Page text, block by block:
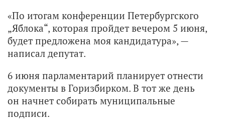
«По итогам конференции Петербургского
„Яблока“, которая пройдет вечером 5 июня,
будет предложена моя кандидатура», —
написал депутат.
6 июня парламентарий планирует отнести
документы в Горизбирком. В тот же день
он начнет собирать муниципальные
подписи.